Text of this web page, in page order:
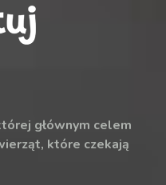
głównym celem
które czekają